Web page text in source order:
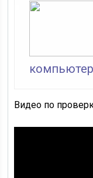
Видео по